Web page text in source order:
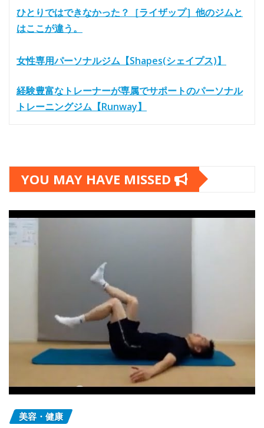
ひとりではできなかった？［ライザップ］他のジムと
はここが違う。
女性専用パーソナルジム【Shapes(シェイプス)】
経験豊富なトレーナーが専属でサポートのパーソナル
トレーニングジム【Runway】
YOU MAY HAVE MISSED
美容・健康